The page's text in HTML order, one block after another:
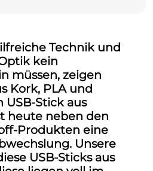
Technik und
kein
müssen, zeigen
Kork, PLA und
USB-Stick aus
heute neben den
Produkten eine
Unsere
USB-Sticks aus